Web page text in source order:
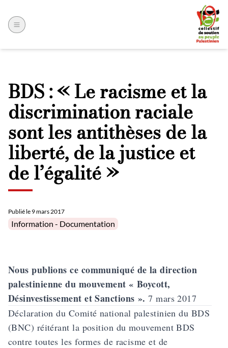
BDS : « Le racisme et la
discrimination raciale
sont les antithèses de la
liberté, de la justice et
de l’égalité »
Publié le 9 mars 2017
Posted in
Information - Documentation
Nous publions ce communiqué de la direction
palestinienne du mouvement « Boycott,
Désinvestissement et Sanctions ». 7 mars 2017
Déclaration du Comité national palestinien du BDS
(BNC) réitérant la position du mouvement BDS
contre toutes les formes de racisme et de